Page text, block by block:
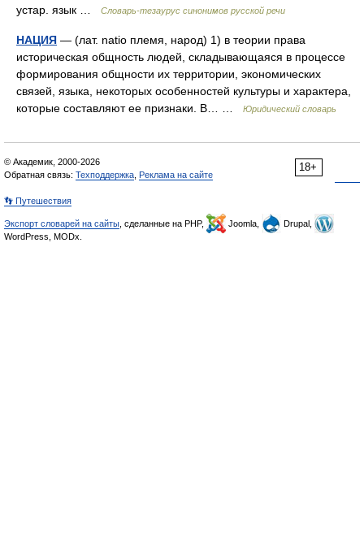
устар. язык …
Словарь-тезаурус синонимов русской речи
НАЦИЯ — (лат. natio племя, народ) 1) в теории права
историческая общность людей, складывающаяся в процессе
формирования общности их территории, экономических
связей, языка, некоторых особенностей культуры и характера,
которые составляют ее признаки. В… …
Юридический словарь
18+
© Академик, 2000-2026
Обратная связь: Техподдержка Реклама на сайте
👣 Путешествия
Экспорт словарей на сайты , сделанные на PHP, Joomla,
Drupal,
WordPress, MODx.